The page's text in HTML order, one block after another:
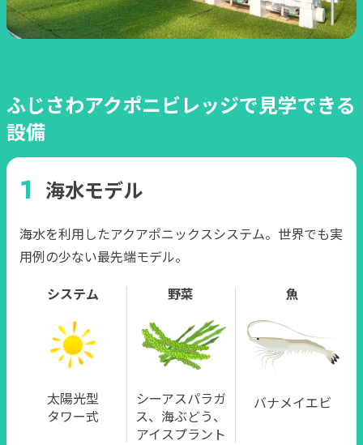
ふじさわアクポニビレッジで見学できる
設備
海水モデル
海水を利用したアクアポニックスシステム。世界でも実
用例の少ない最先端モデル。
システム
太陽光型
タワー式
野菜
シーアスパラガ
ス、海ぶどう、
アイスプラント
魚
バナメイエビ